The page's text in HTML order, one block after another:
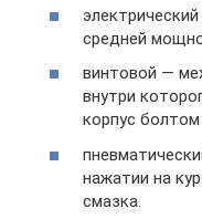
средней
винтовой —
внутри
корпус
нажатии на
смазка.